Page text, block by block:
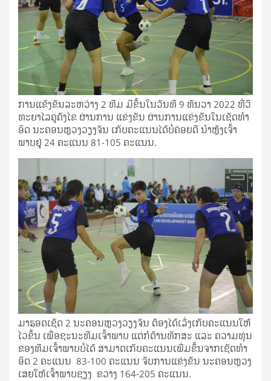
ການ​ແຂ້ງ​ຂັນ​ລະ​ຫວ່າງ 2 ທີມ ມີ​ຂຶ້ນ​ໃນ​ວັນ​ທີ 9 ທັນ​ວາ 2022 ທີ່​ວິ​
ທະ​ຍາ​ໄລ​ຄູ​ຄັງ​ໄຂ ຜ່ານການ ແຂ່ງຂັນ ຜ່ານ​ການ​ແຂ່ງ​ຂັນ​ໃນ​ເຊັດ​ທຳ​
ອິດ ນ​ະ​ຄອນຫຼວງວຽງ​ຈັນ ເກັບ​ຄະ​ແນນ​ໄດ້​ບໍ່​ຄ່ອຍ​ດີ ນຳຫຼັງ​ເຈົ້າ​
ພາບ​ຢູ່ 24 ຄະ​ແນນ 81-105 ຄະ​ແນນ.
ມາ​ຮອດ​ເຊັດ 2 ນະ​ຄອນຫຼວງວຽງ​ຈັນ ຕ້ອງ​ໄດ້​ເລັ່ງ​ເກັບ​ຄະ​ແນນ​ໃຫ້​
ໄວ​ຂຶ້ນ ເພື່ອ​ຊະ​ນະ​ທີມ​ເຈົ້າ​ພາບ ແຕ່​ກໍ​ຕ້ານ​​ທັກສະ ແລະ ຄວາມ​ທຸ່ນ​
ຂອງ​ທີມ​ເຈົ້າ​ພາບບໍ່​ໄດ້ ສາ​ມາດ​ເກັບ​ຄະ​ແນນ​ເພີ່ມ​ຂຶ້ນ​ຈາກ​ເຊັດ​ທຳ​
ອິດ 2 ຄະ​ແນນ 83-100 ຄະ​ແນນ ຈົບ​ການ​ແຂ່​ງ​ຂັນ ນະ​ຄອນຫຼວງ​
ເສຍ​ໃຫ້​ເຈົ້າ​ພາບ​ຊຽງ​ ຂ​ວາງ 164-205 ຄະ​ແນນ.